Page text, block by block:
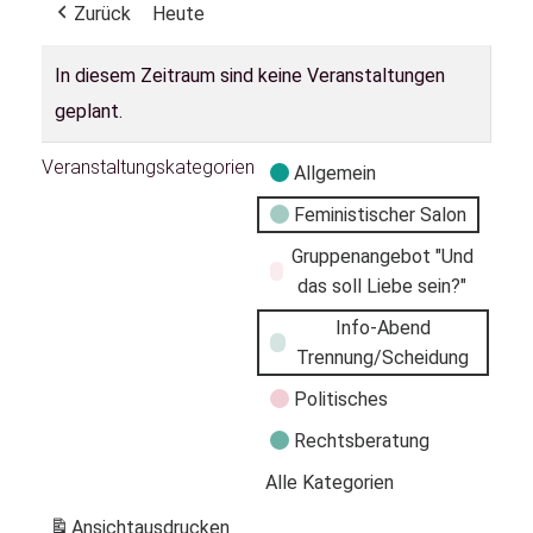
Zurück
Heute
In diesem Zeitraum sind keine Veranstaltungen
geplant.
Veranstaltungskategorien
Allgemein
Feministischer Salon
Gruppenangebot "Und
das soll Liebe sein?"
Info-Abend
Trennung/Scheidung
Politisches
Rechtsberatung
Alle Kategorien
Ansichtausdrucken